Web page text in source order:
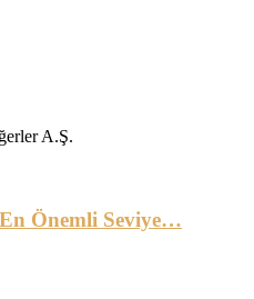
A.Ş.
Önemli Seviye…